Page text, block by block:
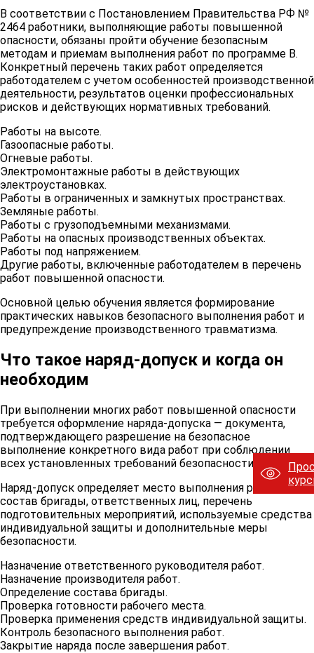
В соответствии с Постановлением Правительства РФ №
2464 работники, выполняющие работы повышенной
опасности, обязаны пройти обучение безопасным
методам и приемам выполнения работ по программе В.
Конкретный перечень таких работ определяется
работодателем с учетом особенностей производственной
деятельности, результатов оценки профессиональных
рисков и действующих нормативных требований.
Работы на высоте.
Газоопасные работы.
Огневые работы.
Электромонтажные работы в действующих
электроустановках.
Работы в ограниченных и замкнутых пространствах.
Земляные работы.
Работы с грузоподъемными механизмами.
Работы на опасных производственных объектах.
Работы под напряжением.
Другие работы, включенные работодателем в перечень
работ повышенной опасности.
Основной целью обучения является формирование
практических навыков безопасного выполнения работ и
предупреждение производственного травматизма.
Что такое наряд-допуск и когда он
необходим
При выполнении многих работ повышенной опасности
требуется оформление наряда-допуска — документа,
подтверждающего разрешение на безопасное
выполнение конкретного вида работ при соблюдении
всех установленных требований безопасности.
Наряд-допуск определяет место выполнения работ,
состав бригады, ответственных лиц, перечень
подготовительных мероприятий, используемые средства
индивидуальной защиты и дополнительные меры
безопасности.
Назначение ответственного руководителя работ.
Назначение производителя работ.
Определение состава бригады.
Проверка готовности рабочего места.
Проверка применения средств индивидуальной защиты.
Контроль безопасного выполнения работ.
Закрытие наряда после завершения работ.